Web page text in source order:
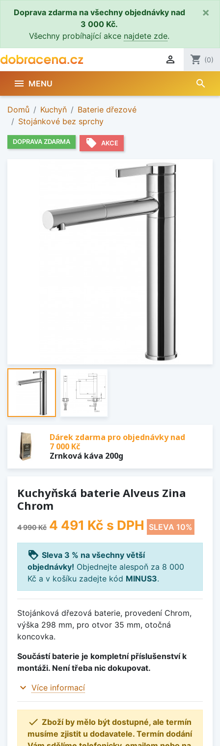
Doprava zdarma na všechny objednávky nad
3 000 Kč.
Všechny probíhající akce najdete zde.
×
 shopping_cart (0)
 MENU search
Domů Kuchyň
Baterie dřezové
Stojánkové bez sprchy
DOPRAVA ZDARMA local_offer AKCE
Dárek zdarma pro objednávky nad
7 000 Kč
Zrnková káva 200g
Kuchyňská baterie Alveus Zina
Chrom
4 990 Kč 4 491 Kč s DPH SLEVA 10%
loyalty Sleva 3 % na všechny větší
objednávky! Objednejte alespoň za 8 000
Kč a v košíku zadejte kód MINUS3.
Stojánková dřezová baterie, provedení Chrom,
výška 298 mm, pro otvor 35 mm, otočná
koncovka.
Součástí baterie je kompletní příslušenství k
montáži. Není třeba nic dokupovat.
expand_more Více informací
 Zboží by mělo být dostupné, ale termín
musíme zjistit u dodavatele. Termín dodání